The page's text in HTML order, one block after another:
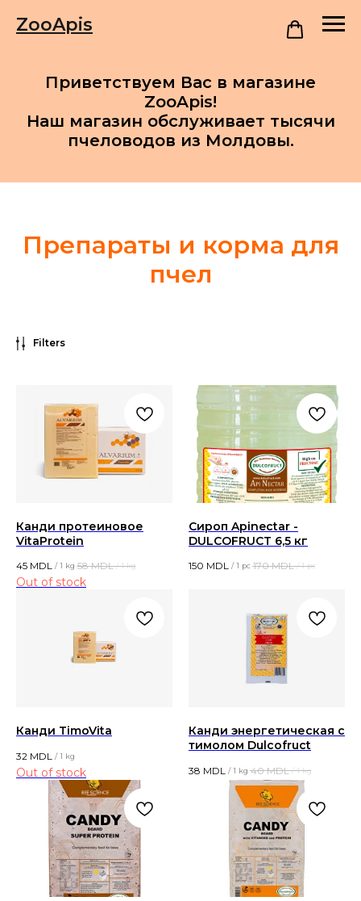
ZooApis
Приветствуем Вас в магазине
ZooApis!
Наш магазин обслуживает тысячи
пчеловодов из Молдовы.
Препараты и корма для
пчел
Filters
Канди протеиновое
VitaProtein
45 MDL / 1 kg 58 MDL / 1 kg
Out of stock
Сироп Apinectar -
DULCOFRUCT 6,5 кг
150 MDL / 1 pc 170 MDL / 1 pc
Канди TimoVita
32 MDL / 1 kg
Out of stock
Канди энергетическая с
тимолом Dulcofruct
38 MDL / 1 kg 40 MDL / 1 kg